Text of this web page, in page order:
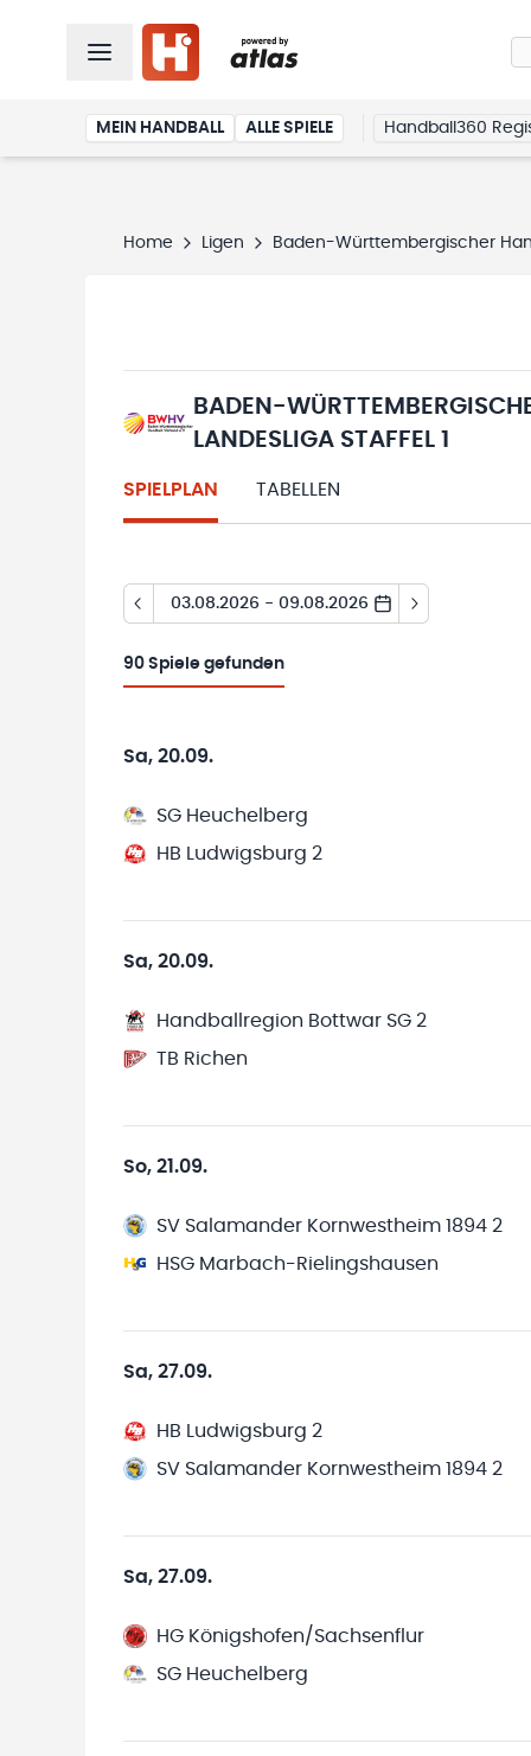
MEIN HANDBALL ALLE SPIELE Handball360
Home Ligen Baden-Württembergischer
BADEN-
LANDESLIGA STAFFEL 1
SPIELPLAN TABELLEN
03.08.2026 - 09.08.2026
90 Spiele gefunden
Sa, 20.09.
SG Heuchelberg
HB Ludwigsburg 2
Sa, 20.09.
Handballregion Bottwar SG 2
TB Richen
So, 21.09.
SV Salamander Kornwestheim 1894 2
HSG Marbach-Rielingshausen
Sa, 27.09.
HB Ludwigsburg 2
SV Salamander Kornwestheim 1894 2
Sa, 27.09.
HG Königshofen/Sachsenflur
SG Heuchelberg